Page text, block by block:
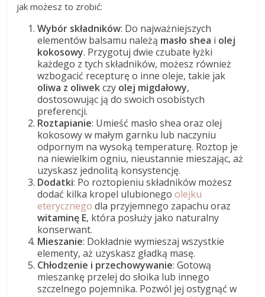
jak możesz to zrobić:
Wybór składników: Do najważniejszych
elementów balsamu należą masło shea i olej
kokosowy. Przygotuj dwie czubate łyżki
każdego z tych składników, możesz również
wzbogacić recepturę o inne oleje, takie jak
oliwa z oliwekczy olej migdałowy,
dostosowując ją do swoich osobistych
preferencji.
Roztapianie: Umieść masło shea oraz olej
kokosowy w małym garnku lub naczyniu
odpornym na wysoką temperaturę. Roztop je
na niewielkim ogniu, nieustannie mieszając, aż
uzyskasz jednolitą konsystencję.
Dodatki: Po roztopieniu składników możesz
dodać kilka kropel ulubionegoolejku
eterycznego dla przyjemnego zapachu oraz
witaminę E, która posłuży jako naturalny
konserwant.
Mieszanie: Dokładnie wymieszaj wszystkie
elementy, aż uzyskasz gładką masę.
Chłodzenie i przechowywanie: Gotową
mieszankę przelej do słoika lub innego
szczelnego pojemnika. Pozwól jej ostygnąć w